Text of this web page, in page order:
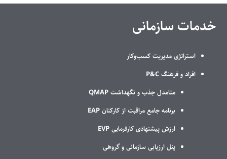
خدمات سازمانی
استراتژی مدیریت کسب‌وکار
افراد و فرهنگ P&C
متامدل جذب و نگهداشت QMAP
برنامه جامع مراقبت از کارکنان EAP
ارزش پیشنهادی کارفرمایی EVP
پنل ارزیابی سازمانی و گروهی